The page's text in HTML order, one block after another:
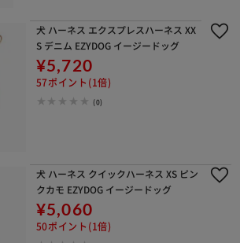
犬 ハーネス エクスプレスハーネス XX
S デニム EZYDOG イージードッグ
¥5,720
57ポイント(1倍)
(0)
犬 ハーネス クイックハーネス XS ピン
クカモ EZYDOG イージードッグ
¥5,060
50ポイント(1倍)